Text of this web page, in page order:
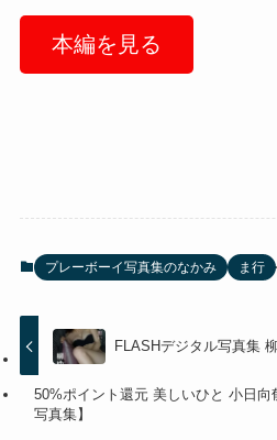
本編を見る
プレーボーイ写真集のなかみ ま行
FLASHデジタル写真集
50%ポイント還元 美しいひと 小日向
写真集】